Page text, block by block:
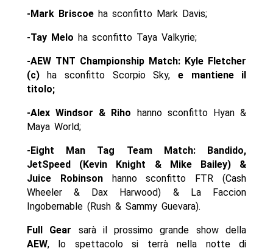
-Mark Briscoeha sconfitto Mark Davis;
-Tay Melo ha sconfitto Taya Valkyrie;
-AEW TNT Championship Match: Kyle Fletcher
(c)ha sconfitto Scorpio Sky, e mantiene il
titolo;
-Alex Windsor & Riho hanno sconfitto Hyan &
Maya World;
-Eight Man Tag Team Match: Bandido,
JetSpeed (Kevin Knight & Mike Bailey) &
Juice Robinsonhanno sconfitto FTR (Cash
Wheeler & Dax Harwood) & La Faccion
Ingobernable (Rush & Sammy Guevara).
Full Gear sarà il prossimo grande show della
AEW, lo spettacolo si terrà nella notte di